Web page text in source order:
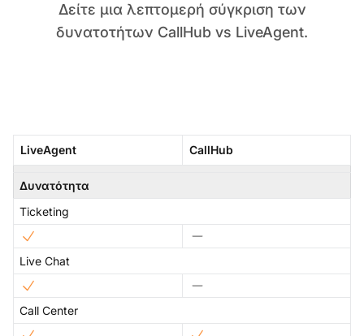
Δείτε μια λεπτομερή σύγκριση των
δυνατοτήτων CallHub vs LiveAgent.
LiveAgent CallHub
Δυνατότητα
Ticketing
Live Chat
Call Center